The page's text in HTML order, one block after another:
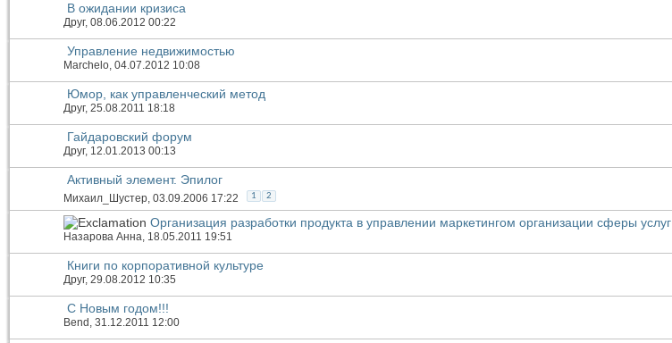
В ожидании кризиса
Друг, 08.06.2012 00:22
Управление недвижимостью
Marchelo, 04.07.2012 10:08
Юмор, как управленческий метод
Друг, 25.08.2011 18:18
Гайдаровский форум
Друг, 12.01.2013 00:13
Активный элемент. Эпилог
Михаил_Шустер, 03.09.2006 17:22 1 2
Организация разработки продукта в управлении маркетингом организации сферы услуг
Назарова Анна, 18.05.2011 19:51
Книги по корпоративной культуре
Друг, 29.08.2012 10:35
С Новым годом!!!
Bend , 31.12.2011 12:00